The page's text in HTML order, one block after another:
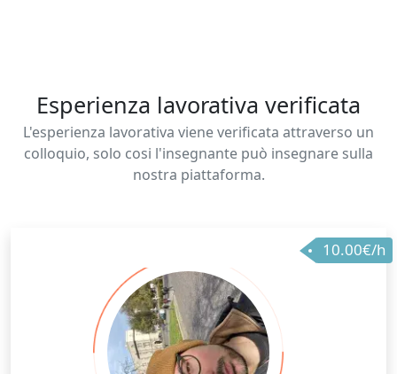
Esperienza lavorativa verificata
L'esperienza lavorativa viene verificata attraverso un
colloquio, solo cosi l'insegnante può insegnare sulla
nostra piattaforma.
10.00€/h